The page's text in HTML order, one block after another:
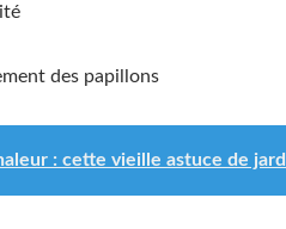
des papillons
: cette vieille astuce de